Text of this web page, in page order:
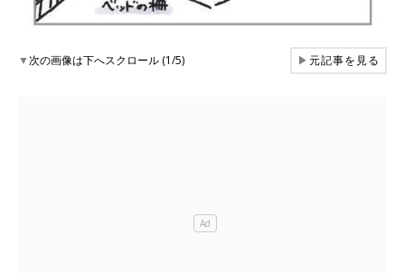
▼次の画像は下へスクロール (1/5) ▶元記事を見る